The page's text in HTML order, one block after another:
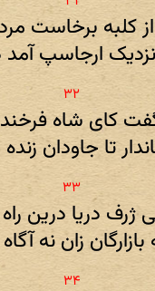
کلبه برخاست
ارجاسپ آمد
کای شاه
تا جاودان
ژرف دریا درین
زان نه